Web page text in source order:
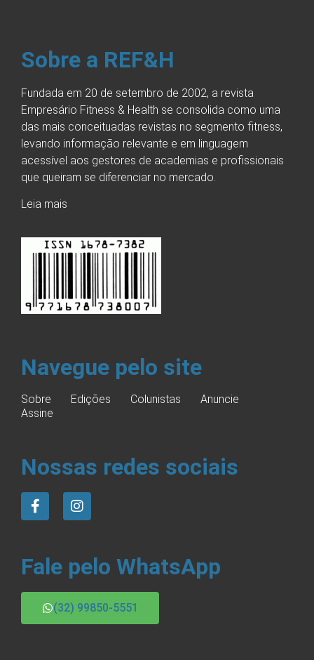
Sobre a REF&H
Fundada em 20 de setembro de 2002, a revista
Empresário Fitness & Health se consolida como uma
das mais conceituadas revistas no segmento fitness,
levando informação relevante e em linguagem
acessível aos gestores de academias e profissionais
que queiram se diferenciar no mercado.
Leia mais
Navegue pelo site
Sobre Edições Colunistas
Anuncie
Assine
Nossas redes sociais
Fale pelo WhatsApp
(32) 99850-5551